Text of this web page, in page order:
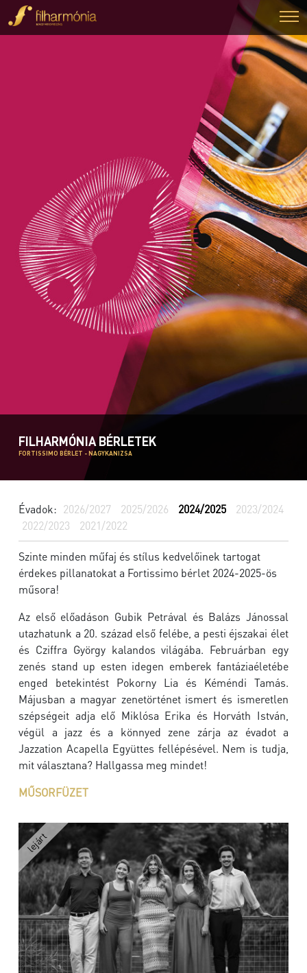
FILHARMÓNIA BÉRLETEK
FORTISSIMO BÉRLET - NAGYKANIZSA
Évadok: 2026/2027 2025/2026 2024/2025
2023/2024
2022/2023
2021/2022
Szinte minden műfaj és stílus kedvelőinek tartogat
érdekes pillanatokat a Fortissimo bérlet 2024-2025-ös
műsora!
Az első előadáson Gubik Petrával és Balázs Jánossal
utazhatunk a 20. század első felébe, a pesti éjszakai élet
és Cziffra György kalandos világába. Februárban egy
zenés stand up esten idegen emberek fantáziaéletébe
enged betekintést Pokorny Lia és Kéméndi Tamás.
Májusban a magyar zenetörténet ismert és ismeretlen
szépségeit adja elő Miklósa Erika és Horváth István,
végül a jazz és a könnyed zene zárja az évadot a
Jazzation Acapella Együttes fellépésével. Nem is tudja,
mit választana? Hallgassa meg mindet!
MŰSORFÜZET